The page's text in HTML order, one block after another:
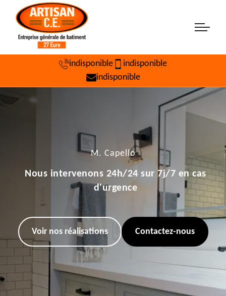
indisponible
indisponible
indisponible
M. Capello
Nous intervenons 24h/24 sur 7j/7 en cas
d'urgence
Voir nos réalisations Contactez-nous